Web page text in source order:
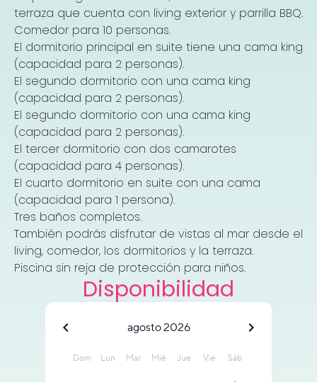
terraza que cuenta con living exterior y parrilla BBQ.
Comedor para 10 personas.
El dormitorio principal en suite tiene una cama king
(capacidad para 2 personas).
El segundo dormitorio con una cama king
(capacidad para 2 personas).
El segundo dormitorio con una cama king
(capacidad para 2 personas).
El tercer dormitorio con dos camarotes
(capacidad para 4 personas).
El cuarto dormitorio en suite con una cama
(capacidad para 1 persona).
Tres baños completos.
También podrás disfrutar de vistas al mar desde el
living, comedor, los dormitorios y la terraza.
Piscina sin reja de protección para niños.
Disponibilidad